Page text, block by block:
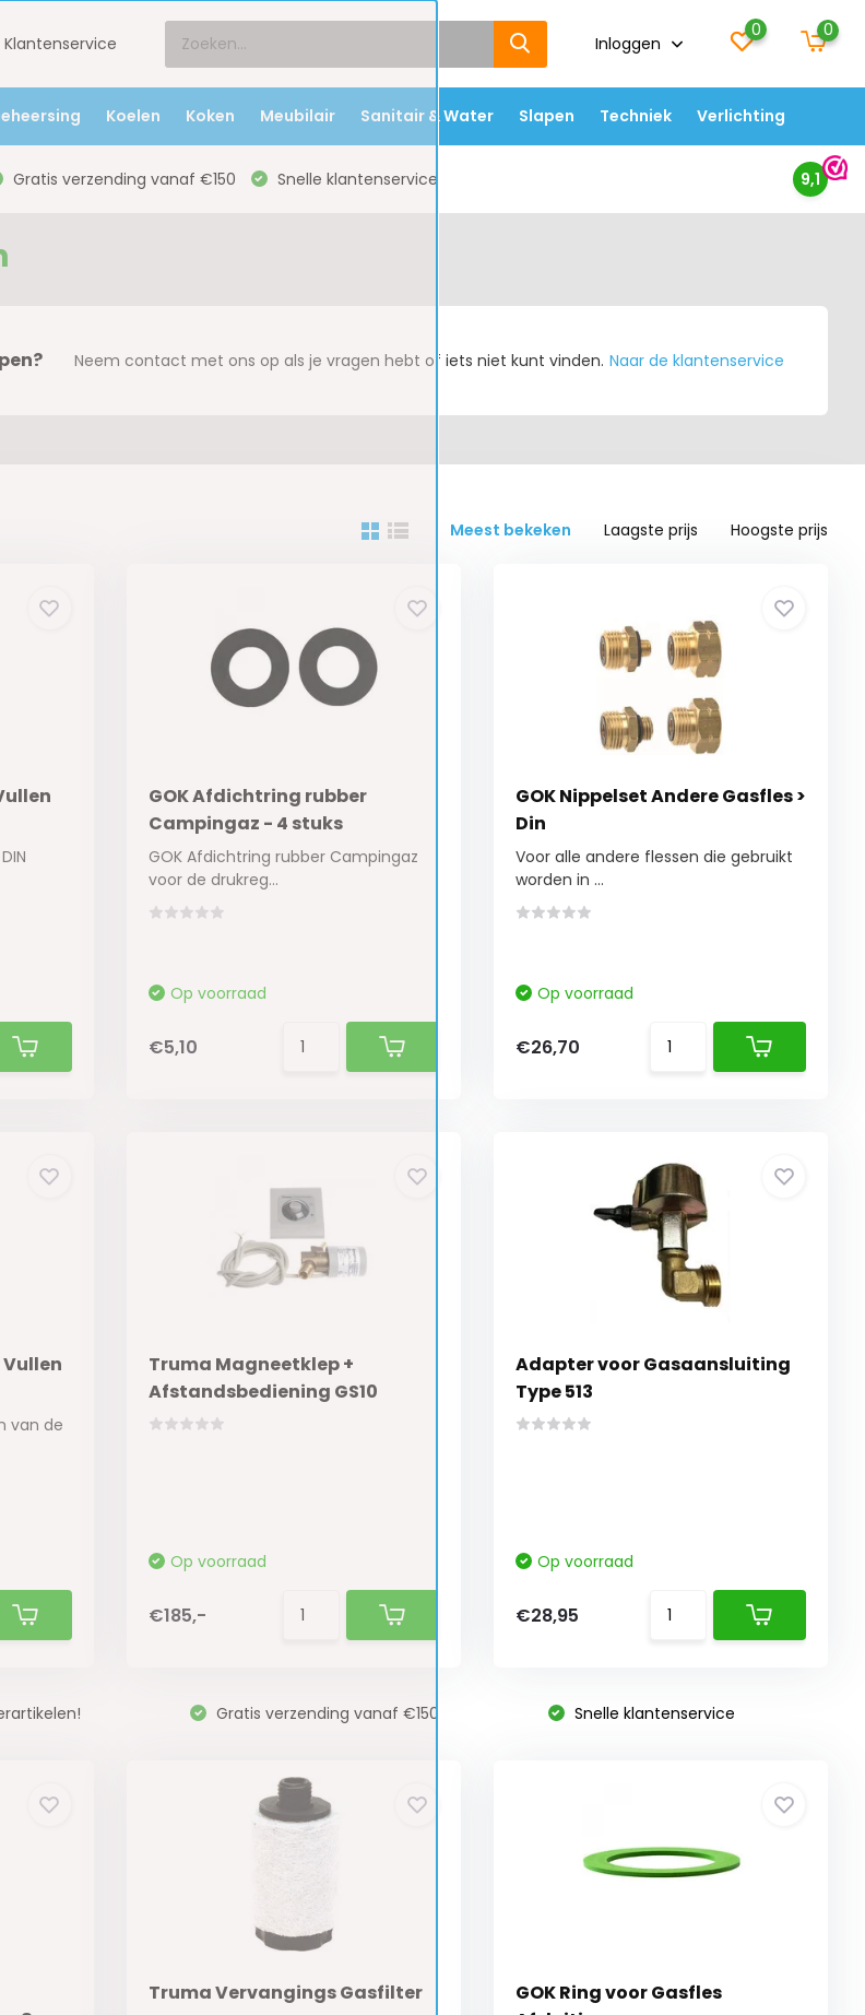
Klantenservice Inloggen
0 0
Koelen Koken Meubilair Sanitair & Water Slapen Techniek Verlichting
Gratis verzending vanaf €150 Snelle klantenservice 9,1
Neem contact met ons op als je vragen hebt of iets niet kunt vinden. Naar de klantenservice
Meest bekeken Laagste prijs Hoogste prijs
GOK Afdichtring rubber
Campingaz - 4 stuks
GOK Afdichtring rubber Campingaz
voor de drukreg...
Op voorraad
€5,10
GOK Nippelset Andere Gasfles >
Din
Voor alle andere flessen die gebruikt
worden in ...
Op voorraad
€26,70
Vullen
van de
Truma Magneetklep +
Afstandsbediening GS10
Op voorraad
€185,-
Adapter voor Gasaansluiting
Type 513
Op voorraad
€28,95
Gratis verzending vanaf €150 Snelle klantenservice
Truma Vervangings Gasfilter
GOK Ring voor Gasfles